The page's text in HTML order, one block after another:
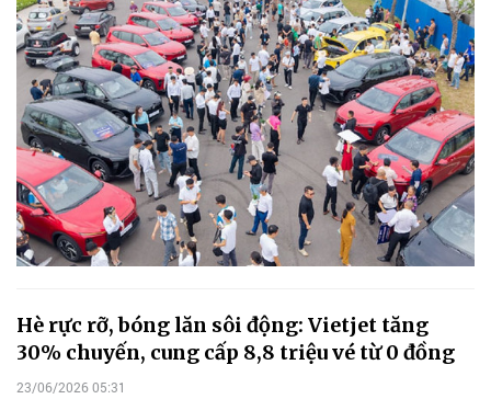
Hè rực rỡ, bóng lăn sôi động: Vietjet tăng
30% chuyến, cung cấp 8,8 triệu vé từ 0 đồng
23/06/2026 05:31